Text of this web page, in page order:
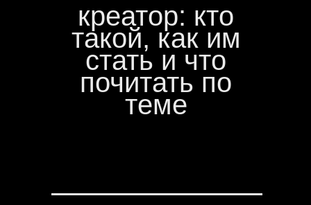
креатор: кто
такой, как им
стать и что
почитать по
теме